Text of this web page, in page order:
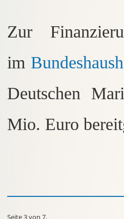
Zur
im
Deutschen
Mio. Euro
Seite 3 von 7.